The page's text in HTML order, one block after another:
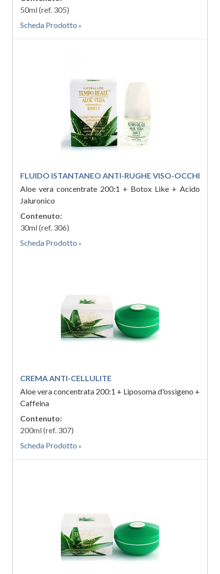
50ml (ref. 305)
Scheda Prodotto
FLUIDO ISTANTANEO ANTI-RUGHE VISO-OCCHI
Aloe vera concentrate 200:1 + Botox Like + Acido
Jaluronico
Contenuto:
30ml (ref. 306)
Scheda Prodotto
CREMA ANTI-CELLULITE
Aloe vera concentrata 200:1 + Liposoma d'ossigeno +
Caffeina
Contenuto:
200ml (ref. 307)
Scheda Prodotto